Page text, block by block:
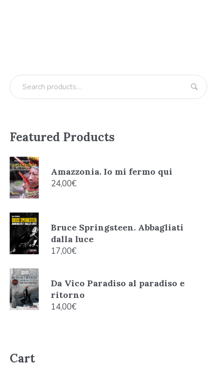
Featured Products
Amazzonia. Io mi fermo qui
24,00€
Bruce Springsteen. Abbagliati
dalla luce
17,00€
Da Vico Paradiso al paradiso e
ritorno
14,00€
Cart